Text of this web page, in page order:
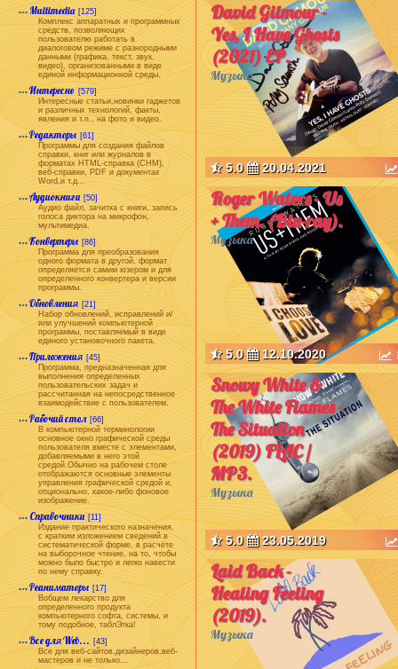
Multimedia [125]
Комплекс аппаратных и программных
средств, позволяющих
пользователю работать в
диалоговом режиме с разнородными
данными (графика, текст, звук,
видео), организованными в виде
единой информационной среды.
Интересно [579]
Интересные статьи,новинки гаджетов
и различных технологий, факты,
явления и т.п., на фото и видео.
Редакторы [61]
Программы для создания файлов
справки, книг или журналов в
форматах HTML-справка (CHM),
веб-справки, PDF и документах
Word,и т.д...
Аудиокниги [50]
Аудио файл, зачитка с книги, запись
голоса диктора на микрофон,
мультимедиа.
Конвертеры [86]
Программа для преобразования
одного формата в другой, формат
определяется самим юзером и для
определенного конвертера и версии
программы.
Обновления [21]
Набор обновлений, исправлений и/
или улучшений компьютерной
программы, поставляемый в виде
единого установочного пакета.
Приложения [45]
Программа, предназначенная для
выполнения определенных
пользовательских задач и
рассчитанная на непосредственное
взаимодействие с пользователем.
Рабочий стол [66]
В компьютерной терминологии
основное окно графической среды
пользователя вместе с элементами,
добавляемыми в него этой
средой.Обычно на рабочем столе
отображаются основные элементы
управления графической средой и,
опционально, какое-либо фоновое
изображение.
Справочники [11]
Издание практического назначения,
с кратким изложением сведений в
систематической форме, в расчёте
на выборочное чтение, на то, чтобы
можно было быстро и легко навести
по нему справку.
Реаниматоры [17]
Вобщем лекарство для
определенного продукта
компьютерного софта, системы, и
тому подобное, таблЭтка!
Все для Web... [43]
Все для веб-сайтов,дизайнеров,веб-
мастеров и не только...
David Gilmour -
Yes, I Have Ghosts
(2021) EP.
Музыка
5.0 20.04.2021
Roger Waters - Us
+ Them. (Blu-ray).
Музыка
5.0 12.10.2020
Snowy White &
The White Flames -
The Situation
(2019) FLAC /
MP3.
Музыка
5.0 23.05.2019
Laid Back -
Healing Feeling
(2019).
Музыка